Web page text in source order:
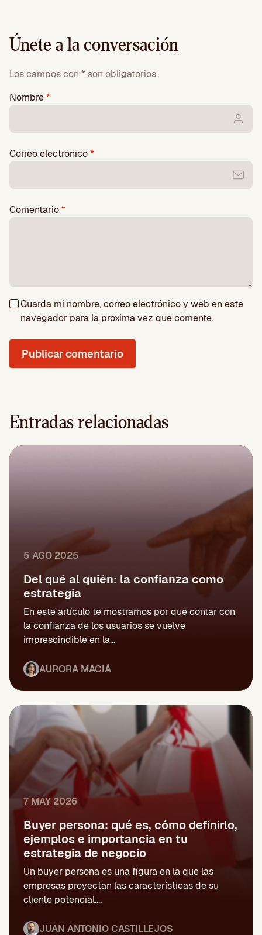
Únete a la conversación
Los campos con * son obligatorios.
Nombre*
Correo electrónico*
Comentario*
Guarda mi nombre, correo electrónico y web en este
navegador para la próxima vez que comente.
Entradas relacionadas
5 AGO 2025
Del qué al quién: la confianza como
estrategia
En este artículo te mostramos por qué contar con
la confianza de los usuarios se vuelve
imprescindible en la...
AURORA MACIÁ
7 MAY 2026
Buyer persona: qué es, cómo definirlo,
ejemplos e importancia en tu
estrategia de negocio
Un buyer persona es una figura en la que las
empresas proyectan las características de su
cliente potencial....
JUAN ANTONIO CASTILLEJOS